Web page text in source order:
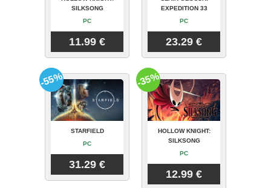
SILKSONG
PC
11.99 €
EXPEDITION 33
PC
23.29 €
STARFIELD
PC
31.29 €
-55%
HOLLOW KNIGHT:
SILKSONG
PC
12.99 €
-35%